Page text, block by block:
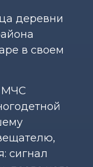
деревни
в своем
МЧС
сигнал